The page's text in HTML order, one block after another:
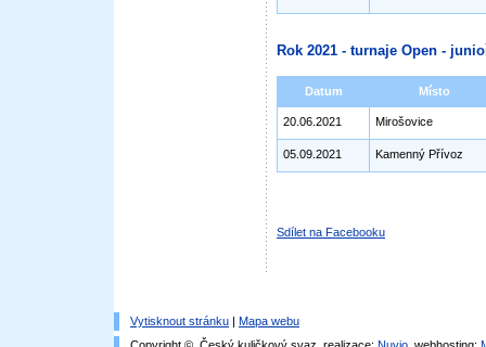
Rok 2021 - turnaje Open -
Datum Místo
20.06.2021 Mirošovice
05.09.2021 Kamenný Přívoz
Sdílet na Facebooku
Vytisknout stránku | Mapa webu